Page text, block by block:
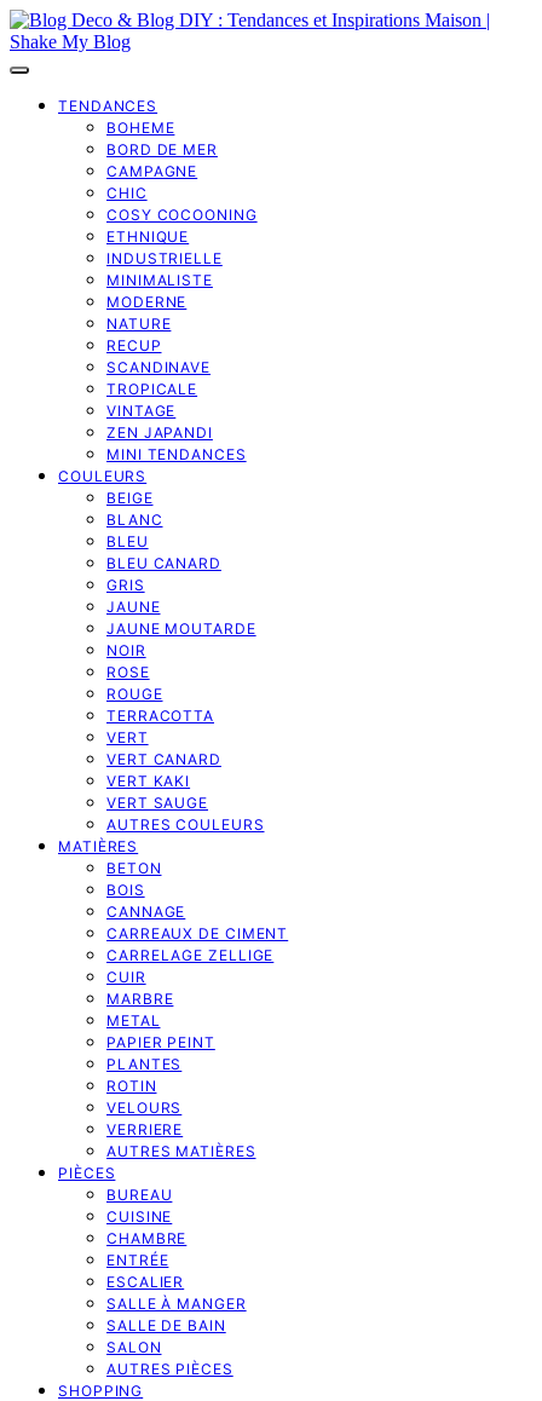
TENDANCES
BOHEME
BORD DE MER
CAMPAGNE
CHIC
COSY COCOONING
ETHNIQUE
INDUSTRIELLE
MINIMALISTE
MODERNE
NATURE
RECUP
SCANDINAVE
TROPICALE
VINTAGE
ZEN JAPANDI
MINI TENDANCES
COULEURS
BEIGE
BLANC
BLEU
BLEU CANARD
GRIS
JAUNE
JAUNE MOUTARDE
NOIR
ROSE
ROUGE
TERRACOTTA
VERT
VERT CANARD
VERT KAKI
VERT SAUGE
AUTRES COULEURS
MATIÈRES
BETON
BOIS
CANNAGE
CARREAUX DE CIMENT
CARRELAGE ZELLIGE
CUIR
MARBRE
METAL
PAPIER PEINT
PLANTES
ROTIN
VELOURS
VERRIERE
AUTRES MATIÈRES
PIÈCES
BUREAU
CUISINE
CHAMBRE
ENTRÉE
ESCALIER
SALLE À MANGER
SALLE DE BAIN
SALON
AUTRES PIÈCES
SHOPPING